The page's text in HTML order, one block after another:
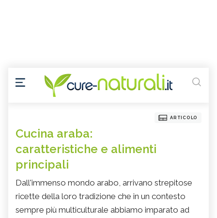
ARTICOLO
Cucina araba:
caratteristiche e alimenti
principali
Dall'immenso mondo arabo, arrivano strepitose
ricette della loro tradizione che in un contesto
sempre più multiculturale abbiamo imparato ad